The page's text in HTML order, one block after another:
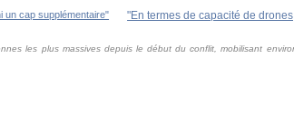
les plus massives depuis le début du conflit, mobilisant